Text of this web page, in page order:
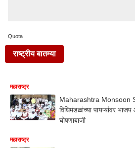
Quota
राष्ट्रीय बातम्या
महाराष्ट्र
Maharashtra Monsoon
विधिमंडळांच्या पायऱ्यांवर
घोषणाबाजी
महाराष्ट्र